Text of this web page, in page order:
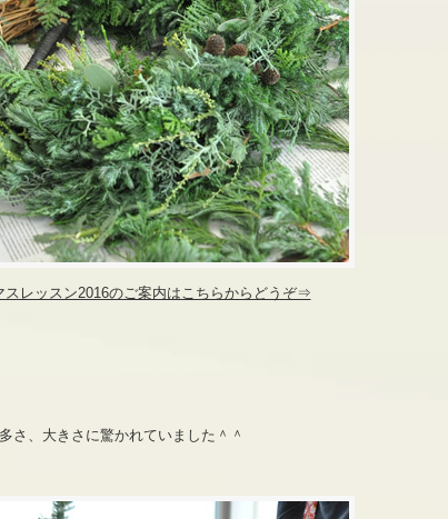
スレッスン2016のご案内はこちらからどうぞ⇒
さ、大きさに驚かれていました＾＾